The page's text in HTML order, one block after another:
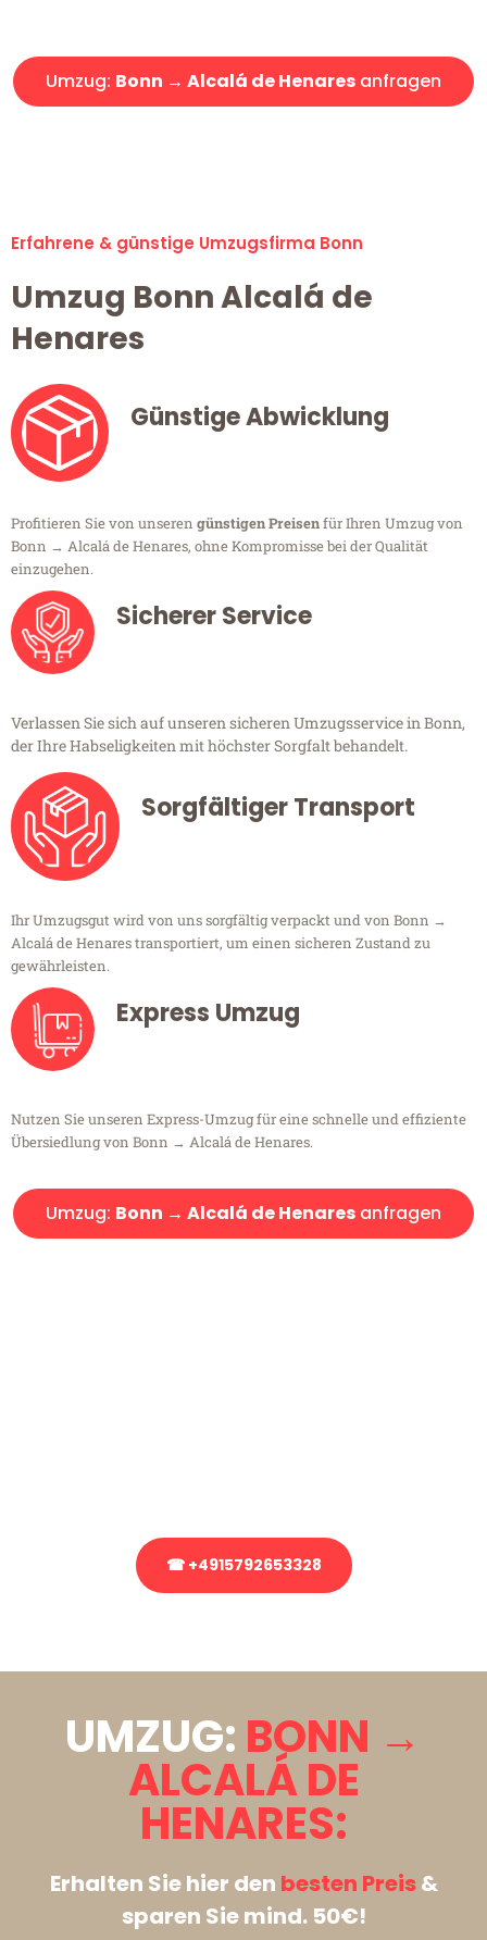
Umzug: Bonn → Alcalá de Henares anfragen
Erfahrene & günstige Umzugsfirma Bonn
Umzug Bonn Alcalá de
Henares
Günstige Abwicklung
Profitieren Sie von unseren günstigen Preisenfür Ihren Umzug von
Bonn → Alcalá de Henares, ohne Kompromisse bei der Qualität
einzugehen.
Sicherer Service
Verlassen Sie sich auf unseren sicheren Umzugsservice in Bonn,
der Ihre Habseligkeiten mit höchster Sorgfalt behandelt.
Sorgfältiger Transport
Ihr Umzugsgut wird von uns sorgfältig verpackt und von Bonn →
Alcalá de Henares transportiert, um einen sicheren Zustand zu
gewährleisten.
Express Umzug
Nutzen Sie unseren Express-Umzug für eine schnelle und effiziente
Übersiedlung von Bonn → Alcalá de Henares.
Umzug: Bonn → Alcalá de Henares anfragen
☎ +4915792653328
UMZUG: BONN →
ALCALÁ DE
HENARES:
Erhalten Sie hier den besten Preis&
sparen Sie mind. 50€!